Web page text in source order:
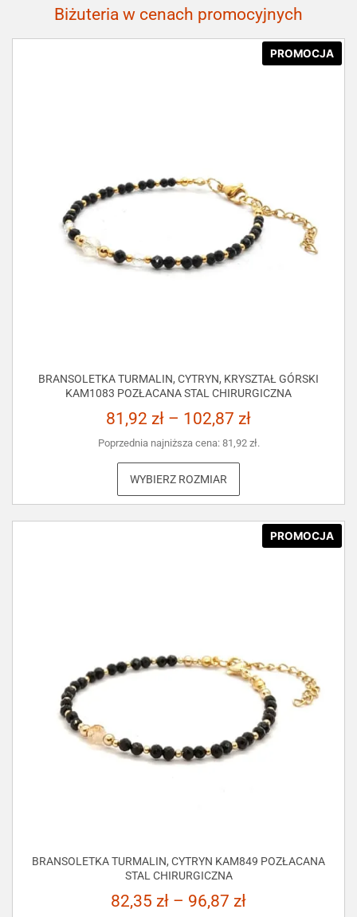
Biżuteria w cenach promocyjnych
PROMOCJA
BRANSOLETKA TURMALIN, CYTRYN, KRYSZTAŁ GÓRSKI
KAM1083 POZŁACANA STAL CHIRURGICZNA
81,92 zł – 102,87 zł
Poprzednia najniższa cena: 81,92 zł.
WYBIERZ ROZMIAR
PROMOCJA
BRANSOLETKA TURMALIN, CYTRYN KAM849 POZŁACANA
STAL CHIRURGICZNA
82,35 zł – 96,87 zł